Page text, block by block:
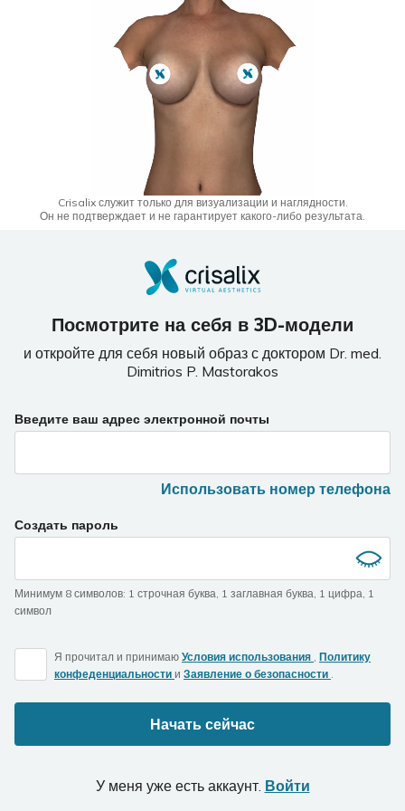
Crisalix служит только для визуализации и наглядности.
Он не подтверждает и не гарантирует какого-либо результата.
Посмотрите на себя в 3D-модели
и откройте для себя новый образ с доктором Dr. med.
Dimitrios P. Mastorakos
If
a
ignore
this
Введите ваш адрес электронной почты
Использовать номер телефона
Создать пароль
Минимум 8 символов: 1 строчная буква, 1 заглавная буква, 1 цифра, 1
символ
Я прочитал и принимаю Условия использования , Политику
конфеденциальности и Заявление о безопасности .
Начать сейчас
У меня уже есть аккаунт. Войти